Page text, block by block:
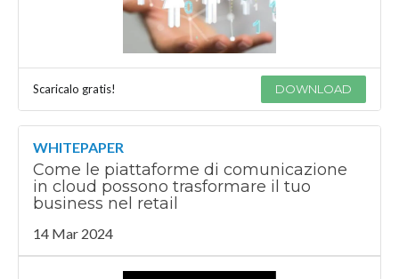
Scaricalo gratis! DOWNLOAD
WHITEPAPER
Come le piattaforme di comunicazione
in cloud possono trasformare il tuo
business nel retail
14 Mar 2024